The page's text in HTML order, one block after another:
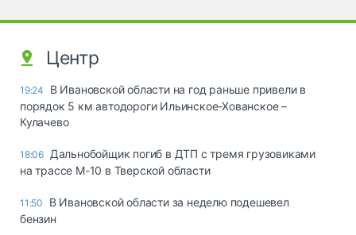
Центр
19:24
В Ивановской области на год раньше привели в
порядок 5 км автодороги Ильинское-Хованское –
Кулачево
18:06 Дальнобойщик погиб в ДТП с тремя грузовиками
на трассе М-10 в Тверской области
11:50
В Ивановской области за неделю подешевел
бензин